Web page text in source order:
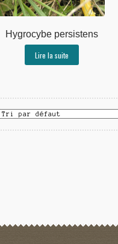
Hygrocybe persistens
Lire la suite